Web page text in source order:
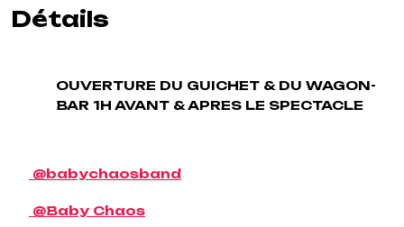
Détails
OUVERTURE DU GUICHET & DU WAGON-
BAR 1H AVANT & APRES LE SPECTACLE
@babychaosband
@Baby Chaos